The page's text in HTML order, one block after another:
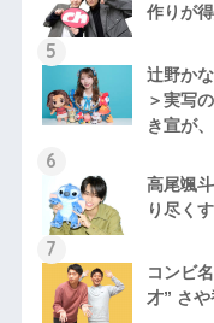
作りが
辻野か
＞実写
き宣が
高尾颯
り尽く
コンビ
才” さ